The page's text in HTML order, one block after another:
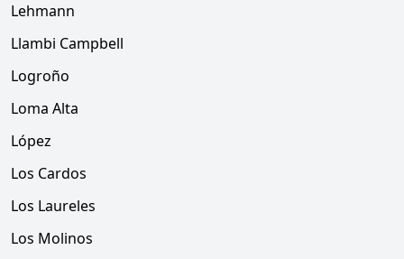
Lehmann
Llambi Campbell
Logroño
Loma Alta
López
Los Cardos
Los Laureles
Los Molinos